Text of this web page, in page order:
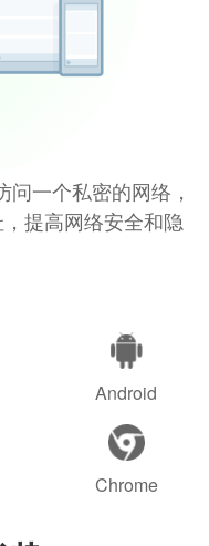
一个私密的网络，
提高网络安全和隐
Android
Chrome